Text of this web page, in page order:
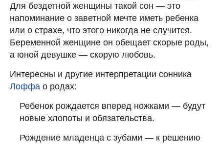
Для бездетной женщины такой сон — это
напоминание о заветной мечте иметь ребенка
или о страхе, что этого никогда не случится.
Беременной женщине он обещает скорые роды,
а юной девушке — скорую любовь.
Интересны и другие интерпретации сонника
Лоффа о родах:
Ребенок рождается вперед ножками — будут
новые хлопоты и обязательства.
Рождение младенца с зубами — к решению